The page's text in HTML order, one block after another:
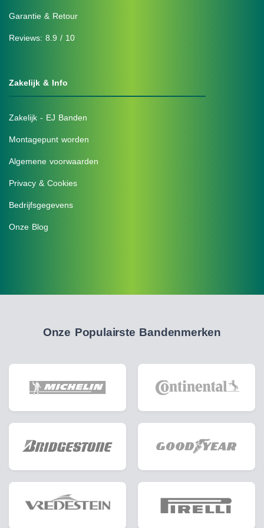
Garantie & Retour
Reviews: 8.9 / 10
Zakelijk & Info
Zakelijk - EJ Banden
Montagepunt worden
Algemene voorwaarden
Privacy & Cookies
Bedrijfsgegevens
Onze Blog
Onze Populairste Bandenmerken